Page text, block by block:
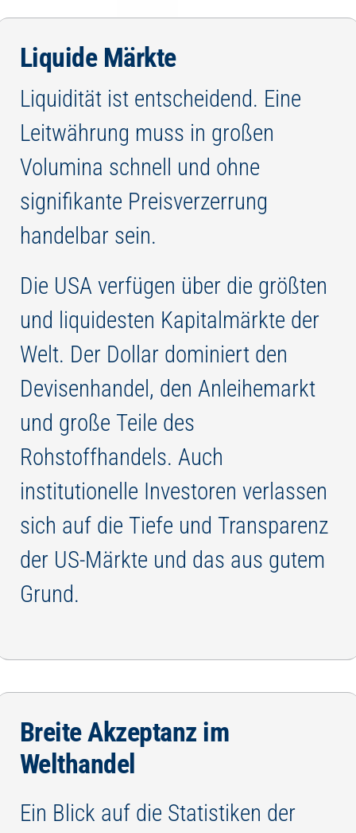
Liquide Märkte
Liquidität ist entscheidend. Eine
Leitwährung muss in großen
Volumina schnell und ohne
signifikante Preisverzerrung
handelbar sein.
Die USA verfügen über die größten
und liquidesten Kapitalmärkte der
Welt. Der Dollar dominiert den
Devisenhandel, den Anleihemarkt
und große Teile des
Rohstoffhandels. Auch
institutionelle Investoren verlassen
sich auf die Tiefe und Transparenz
der US-Märkte und das aus gutem
Grund.
Breite Akzeptanz im
Welthandel
Ein Blick auf die Statistiken der